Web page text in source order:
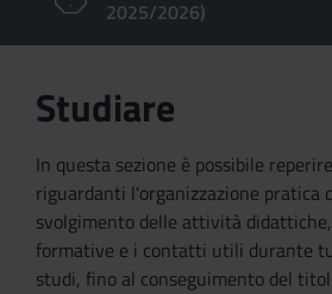
2025/2026)
Studiare
In questa sezione è possibile
riguardanti l'organizzazione pratica
svolgimento delle attività
formative e i contatti utili durante
studi, fino al conseguimento del